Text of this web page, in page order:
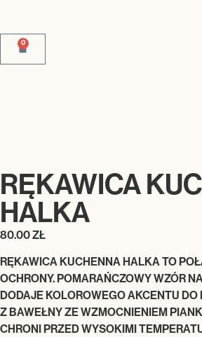
0
RĘKAWICA
HALKA
80.00ZŁ
RĘKAWICA KUCHENNA HALKA TO
OCHRONY. POMARAŃCZOWY WZÓR
DODAJE KOLOROWEGO AKCENTU
Z BAWEŁNY ZE WZMOCNIENIEM
CHRONI PRZED WYSOKIMI